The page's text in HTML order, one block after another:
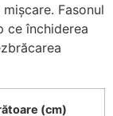
Fasonul
ce închiderea
(cm)